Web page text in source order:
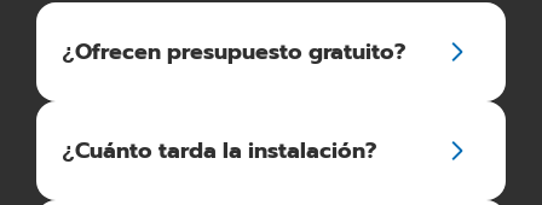
¿Ofrecen presupuesto gratuito?
¿Cuánto tarda la instalación?